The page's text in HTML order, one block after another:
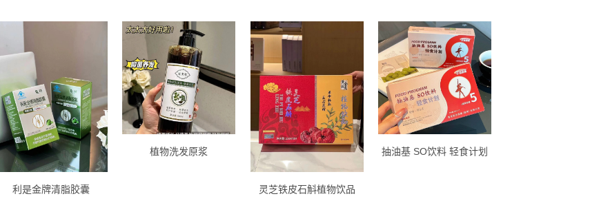
利是金牌清脂胶囊
植物洗发原浆
灵芝铁皮石斛植物饮品
抽油基 SO饮料 轻食计划